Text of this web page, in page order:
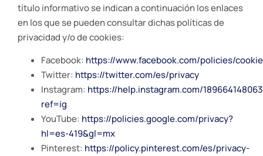
título informativo se indican a continuación los enlaces
en los que se pueden consultar dichas políticas de
privacidad y/o de cookies:
Facebook: https://www.facebook.com/policies/
Twitter: https://twitter.com/es/privacy
Instagram: https://help.instagram.com/
ref=ig
YouTube: https://policies.google.com/privacy?
hl=es-419&gl=mx
Pinterest: https://policy.pinterest.com/es/privacy-